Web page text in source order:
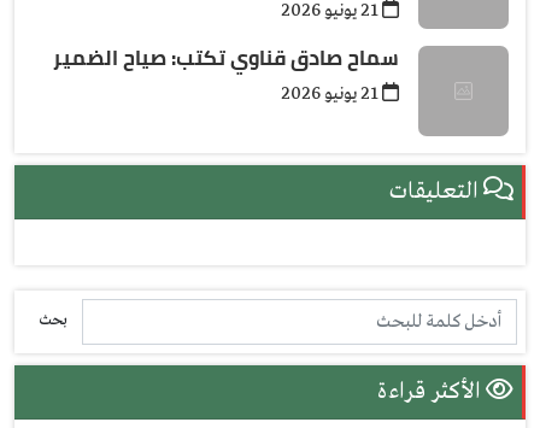
سماح صادق قناوي تكتب: صياح الضمير
التعليقات
بحث
الأكثر قراءة